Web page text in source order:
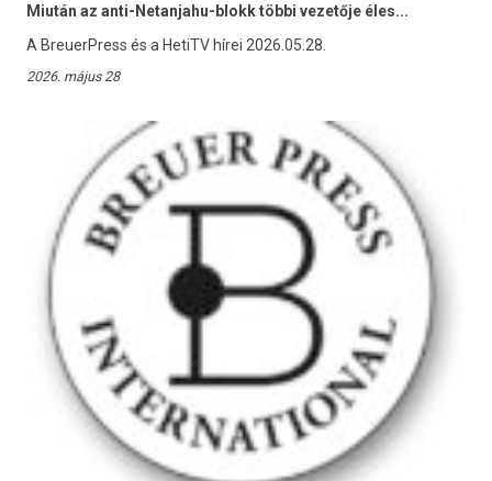
Miután az anti-Netanjahu-blokk többi vezetője éles...
A BreuerPress és a HetiTV hírei 2026.05.28.
2026. május 28